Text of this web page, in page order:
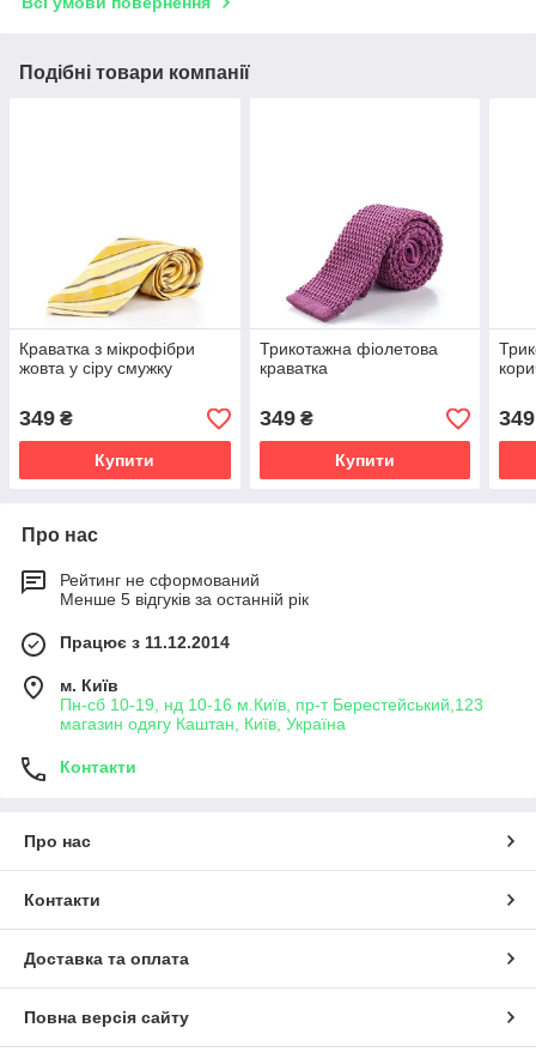
Подібні товари компанії
Краватка з мікрофібри
жовта у сіру смужку
349 ₴
Купити
Трикотажна фіолетова
краватка
349₴
Купити
349
Про нас
Рейтинг не сформований
Менше 5 відгуків за останній рік
Працює з 11.12.2014
м. Київ
Пн-сб 10-19, нд 10-16 м.Київ, пр-т Берестейський,123
магазин одягу Каштан, Київ, Україна
Контакти
Про нас
Контакти
Доставка та оплата
Повна версія сайту